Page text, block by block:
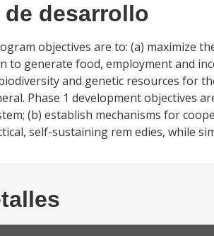
desarrollo
objectives are to: (a) maximize
to generate food, employment and
and genetic resources for
Phase 1 development objectives
(b) establish mechanisms for
self-sustaining rem edies, while